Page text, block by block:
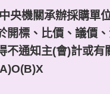
央機關承辦採購單
開標、比價、議價
不通知主(會)計或有